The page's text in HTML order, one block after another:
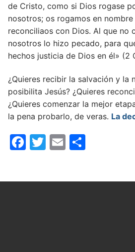
de Cristo, como si Dios rogase
nosotros; os rogamos en
reconciliaos con Dios. Al que no
nosotros lo hizo pecado, para
hechos justicia de Dios en él» (2
¿Quieres recibir la salvación y la
posibilita Jesús? ¿Quieres
¿Quieres comenzar la mejor
la pena probarlo, de veras. La
Facebook
Twitter
Email